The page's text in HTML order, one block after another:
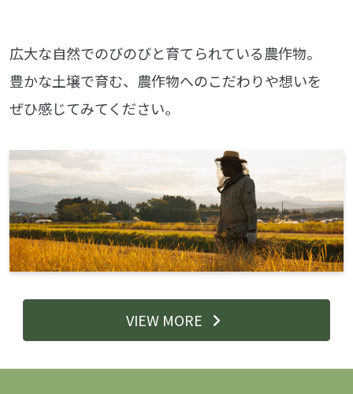
広大な自然でのびのびと育てられている農作物。
豊かな土壌で育む、農作物へのこだわりや想いを
ぜひ感じてみてください。
VIEW MORE